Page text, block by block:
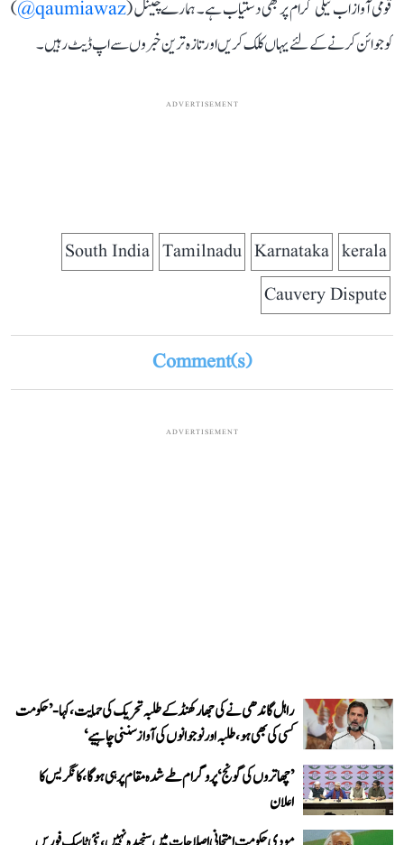
قومی آواز اب ٹیلی گرام پر بھی دستیاب ہے۔ ہمارے چینل (qaumiawaz@
)
کو جوائن کرنے کے لئے یہاں کلک کریں اور تازہ ترین خبروں سے اپ ڈیٹ رہیں۔
ADVERTISEMENT
kerala
Karnataka
Tamilnadu
South India
Cauvery Dispute
Comment(s)
ADVERTISEMENT
راہل گاندھی نے کی جھارکھنڈ کے طلبہ تحریک کی حمایت، کہا- ’حکومت
کسی کی بھی ہو، طلبہ اور نوجوانوں کی آواز سننی چاہیے‘
’چھاتروں کی گونج‘ پروگرام طے شدہ مقام پر ہی ہوگا، کانگریس کا
اعلان